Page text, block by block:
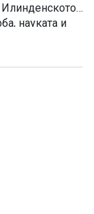
Илинденското
науката и
– Европскиот
првите